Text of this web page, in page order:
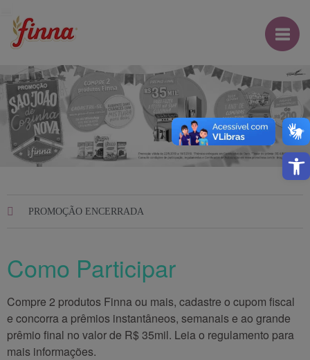
PROMOÇÃO ENCERRADA
Como Participar
Compre 2 produtos Finna ou mais, cadastre o cupom fiscal
e concorra a prêmios instantâneos, semanais e ao grande
prêmio final no valor de R$ 35mil. Leia o regulamento para
mais informações.